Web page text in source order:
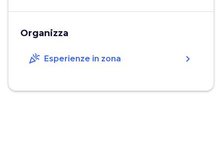
Organizza
celebration Esperienze in zona chevron_right